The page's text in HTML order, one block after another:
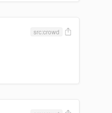
src:crowd